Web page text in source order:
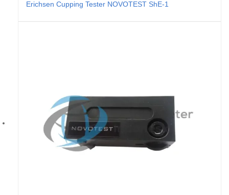
Erichsen Cupping Tester NOVOTEST ShE-1